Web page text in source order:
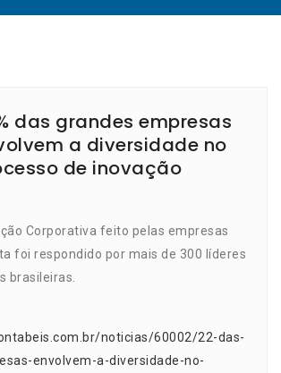
das grandes empresas
a diversidade no
de inovação
Corporativa feito pelas empresas
foi respondido por mais de 300 líderes
brasileiras.
noticias/60002/22-das-
envolvem-a-diversidade-no-